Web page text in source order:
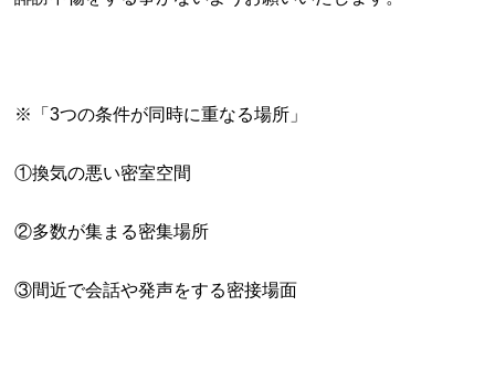
※「3つの条件が同時に重なる場所」
①換気の悪い密室空間
②多数が集まる密集場所
③間近で会話や発声をする密接場面